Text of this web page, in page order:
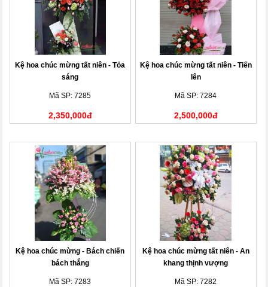
Kệ hoa chúc mừng tất niên - Tỏa
sáng
Mã SP: 7285
2,350,000đ
Kệ hoa chúc mừng tất niên - Tiến
lên
Mã SP: 7284
2,500,000đ
Kệ hoa chúc mừng - Bách chiến
bách thắng
Mã SP: 7283
Kệ hoa chúc mừng tất niên - An
khang thịnh vượng
Mã SP: 7282